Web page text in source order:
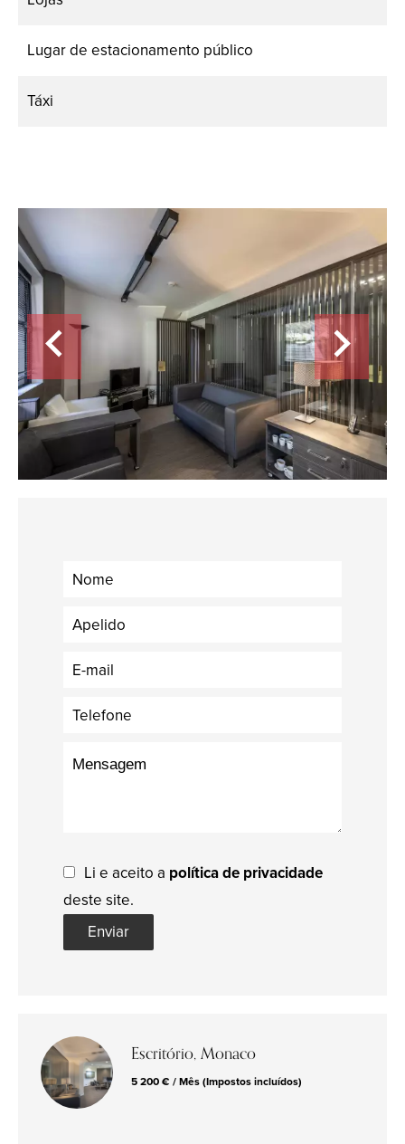
Lugar de estacionamento público
Táxi
Li e aceito a política de privacidade
deste site.
Enviar
Escritório, Monaco
5 200 € / Mês (Impostos incluídos)